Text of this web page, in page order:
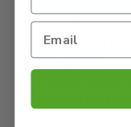
toitumisalane
tervislikud
tugigrupp
nipid ja trikid
sobival ajal